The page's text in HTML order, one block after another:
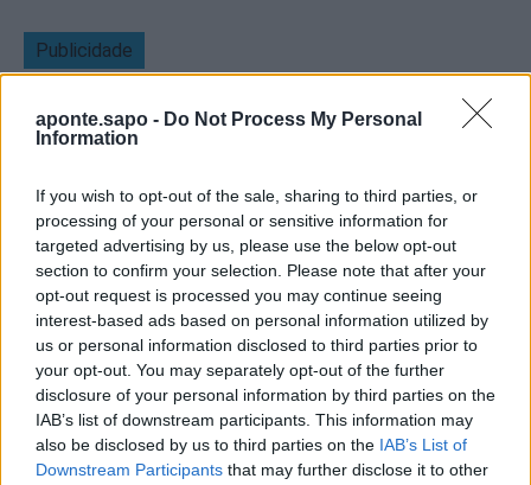
aponte.sapo - Do Not Process My Personal
Information
If you wish to opt-out of the sale, sharing to third parties, or
processing of your personal or sensitive information for
targeted advertising by us, please use the below opt-out
section to confirm your selection. Please note that after your
opt-out request is processed you may continue seeing
interest-based ads based on personal information utilized by
us or personal information disclosed to third parties prior to
your opt-out. You may separately opt-out of the further
disclosure of your personal information by third parties on the
IAB’s list of downstream participants. This information may
also be disclosed by us to third parties on the IAB’s List of
Downstream Participants that may further disclose it to other
Publicidade